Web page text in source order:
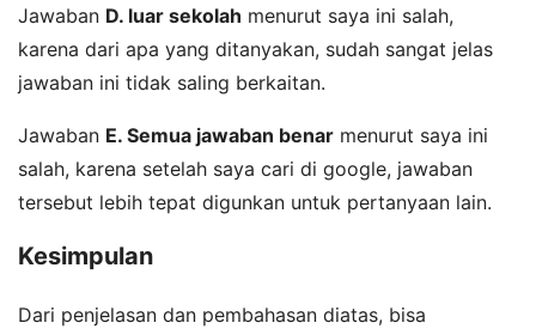
Jawaban D. luar sekolah menurut saya ini salah,
karena dari apa yang ditanyakan, sudah sangat jelas
jawaban ini tidak saling berkaitan.
Jawaban E. Semua jawaban benar menurut saya ini
salah, karena setelah saya cari di google, jawaban
tersebut lebih tepat digunkan untuk pertanyaan lain.
Kesimpulan
Dari penjelasan dan pembahasan diatas, bisa